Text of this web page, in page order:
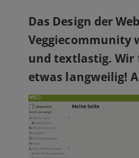
Das Design der
Veggiecommunity
und textlastig.
etwas langweilig!